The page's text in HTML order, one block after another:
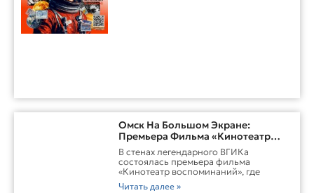
Омск На Большом Экране:
Премьера Фильма «Кинотеатр
Воспоминаний»
В стенах легендарного ВГИКа
состоялась премьера фильма
«Кинотеатр воспоминаний», где
Читать далее »